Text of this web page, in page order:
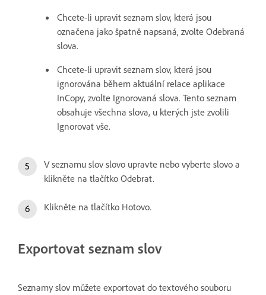
Chcete-li upravit seznam slov, která jsou
označena jako špatně napsaná, zvolte Odebraná
slova.
Chcete-li upravit seznam slov, která jsou
ignorována během aktuální relace aplikace
InCopy, zvolte Ignorovaná slova. Tento seznam
obsahuje všechna slova, u kterých jste zvolili
Ignorovat vše.
V seznamu slov slovo upravte nebo vyberte slovo a
klikněte na tlačítko Odebrat.
Klikněte na tlačítko Hotovo.
Exportovat seznam slov
Seznamy slov můžete exportovat do textového souboru